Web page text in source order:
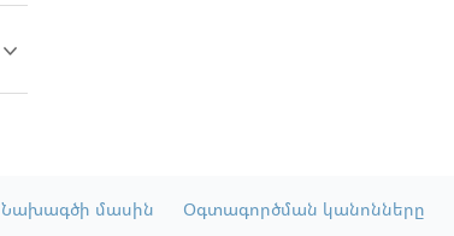
Նախագծի մասին Օգտագործման կանոնները